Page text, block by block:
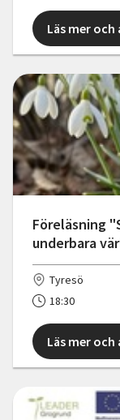
Läs mer och
Föreläsning
underbara
Tyresö
18:30
Läs mer och